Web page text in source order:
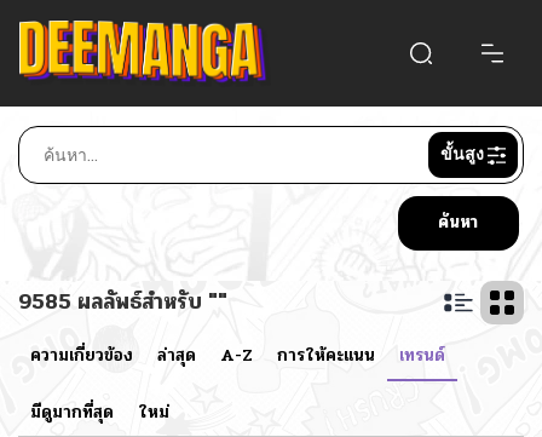
ขั้นสูง
ค้นหา
9585 ผลลัพธ์สำหรับ ""
ความเกี่ยวข้อง ล่าสุด A-Z การให้คะแนน เทรนด์
มีดูมากที่สุด ใหม่